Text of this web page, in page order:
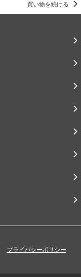
買い物を続ける
プライバシーポリシー